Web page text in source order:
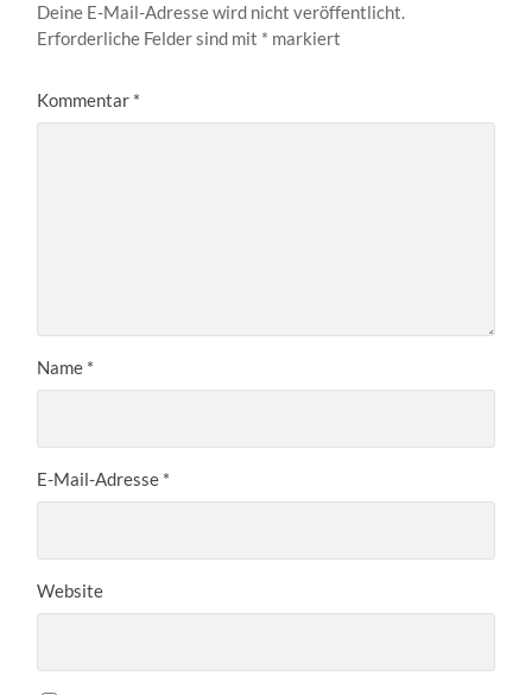
Deine E-Mail-Adresse wird nicht veröffentlicht.
Erforderliche Felder sind mit * markiert
Kommentar *
Name *
E-Mail-Adresse *
Website